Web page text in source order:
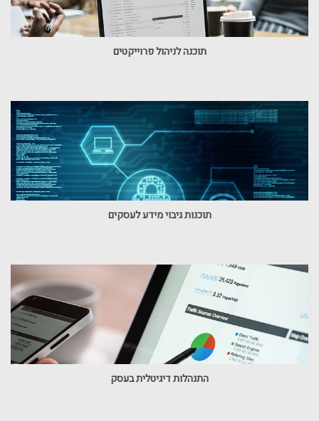
תוכנה לניהול פרוייקטים
תוכנות גיבוי מידע לעסקים
התנהלות דיגיטלית בעסק